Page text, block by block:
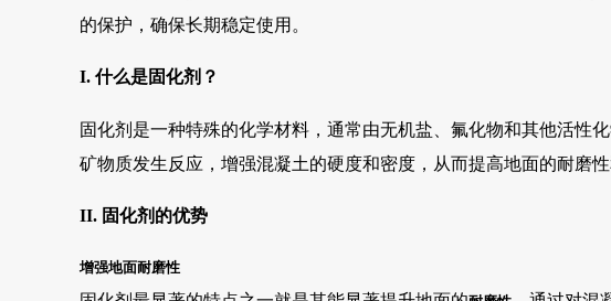
的保护，确保长期稳定使用。
I. 什么是固化剂？
固化剂是一种特殊的化学材料，通常由无机盐、氟化物和其他活性
矿物质发生反应，增强混凝土的硬度和密度，从而提高地面的耐磨
II. 固化剂的优势
增强地面耐磨性